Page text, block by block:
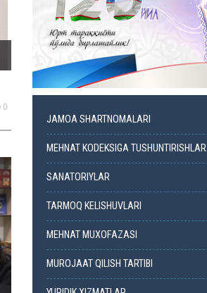
0
JAMOA SHARTNOMALARI
MEHNAT KODEKSIGA TUSHUNTIRISHLAR
SANATORIYLAR
TARMOQ KELISHUVLARI
MEHNAT MUXOFAZASI
MUROJAAT QILISH TARTIBI